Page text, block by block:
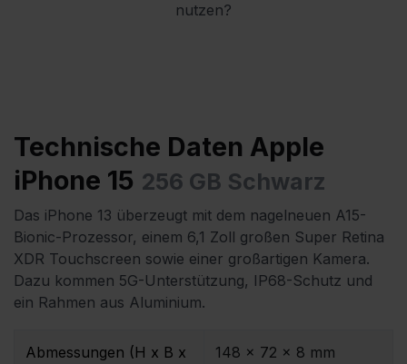
nutzen?
Technische Daten Apple
iPhone 15 256 GB Schwarz
Das iPhone 13 überzeugt mit dem nagelneuen A15-
Bionic-Prozessor, einem 6,1 Zoll großen Super Retina
XDR Touchscreen sowie einer großartigen Kamera.
Dazu kommen 5G-Unterstützung, IP68-Schutz und
ein Rahmen aus Aluminium.
Abmessungen (H x B x
148 x 72 x 8 mm